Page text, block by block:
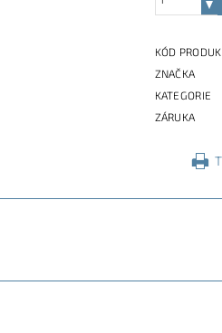
KÓD
ZNAČKA
KATEGORIE
ZÁRUKA